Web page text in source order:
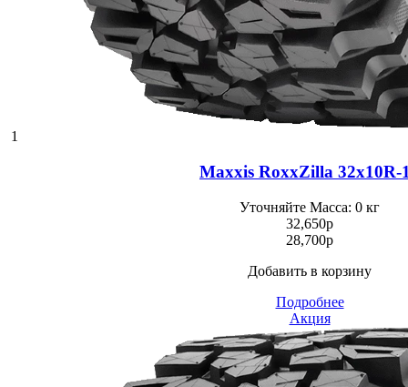
1
Maxxis RoxxZilla 32x10R-
Уточняйте Масса: 0 кг
32,650p
28,700p
Добавить в корзину
Подробнее
Акция